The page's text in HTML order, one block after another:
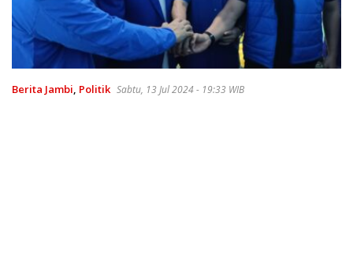
Berita Jambi, Politik Sabtu, 13 Jul 2024 - 19:33 WIB